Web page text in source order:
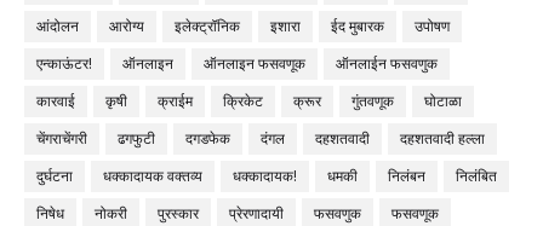
आंदोलन
आरोग्य इलेक्ट्रॉनिक इशारा ईद मुबारक
उपोषण
एन्काऊंटर!
ऑनलाइन ऑनलाइन फसवणूक
ऑनलाईन फसवणुक
कारवाई
कृषी क्राईम क्रिकेट क्रूर गुंतवणूक
घोटाळा
चेंगराचेंगरी
ढगफुटी दगडफेक दंगल दहशतवादी
दहशतवादी हल्ला
दुर्घटना
धक्कादायक वक्तव्य धक्कादायक! धमकी निलंबन
निलंबित
निषेध
नोकरी पुरस्कार प्रेरणादायी फसवणुक
फसवणूक